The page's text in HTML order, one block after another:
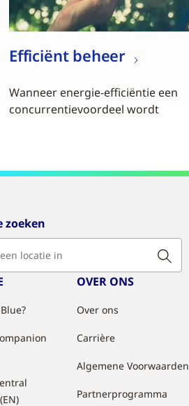
Efficiënt beheer
Wanneer energie-efficiëntie een
concurrentievoordeel wordt
zoeken
OVER ONS
Over ons
Carrière
Algemene Voorwaarden
Partnerprogramma